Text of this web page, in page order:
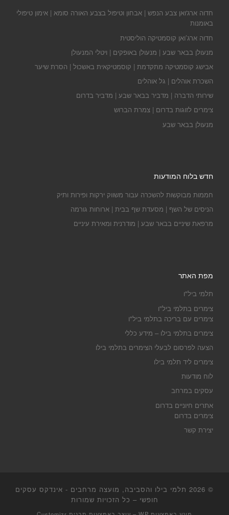
חדוה ארג'ואן צבע הנפש | אבחון וטיפול בצבע האורה סומא | אימון טיפולי
באומנות
חדוה ארג’ואן קוסמטיקה הוליסטית
מנעולן בבאר שבע | מנעולן באופקים | ויטלי המנעולן
אבישג קוסמטיקה מתקדמת | קוסמטיקאית באשכול | הסרת שיער
השכרת אוהלים | גל אוהלים
שירותי הדברה | מדביר בבאר שבע | מדביר בדרום
צימרים לזוגות בדרום | צמרת הברוש
מנעולן בבאר שבע
חדש בלוח המודעות
חממות מבוקשות להשכרה עבור משווק ירקות ופירות ותיק
הניסים של השף | מסעדת שף בבית | ארוחות גורמה
מרפאת שיניים בבאר שבע | מודרנית ומאירת עיניים
מפת האתר
תלמי ביל"ו
צימרים בתלמי ביל"ו
צימרים עם בריכה בתלמי ביל"ו
צימרים בתלמי בילו – מידע כללי
הצעה לפרסום לבעלי הצימרים בתלמי בילו
צימרים ליד תלמי בילו
לוח מודעות
עסקים במרחב
אתרים חיוניים בדרום
צימרים בדרום
יצירת קשר
© 2026
תלמי בילו והסביבה, מועצה מרחבים - אינדקס עסקים
חופשי – כל הזכויות שמורות